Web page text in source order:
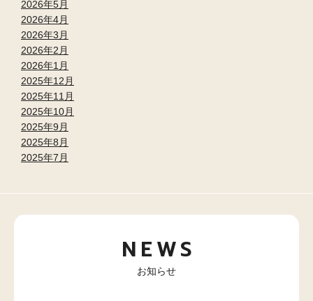
2026年5月
2026年4月
2026年3月
2026年2月
2026年1月
2025年12月
2025年11月
2025年10月
2025年9月
2025年8月
2025年7月
NEWS
お知らせ